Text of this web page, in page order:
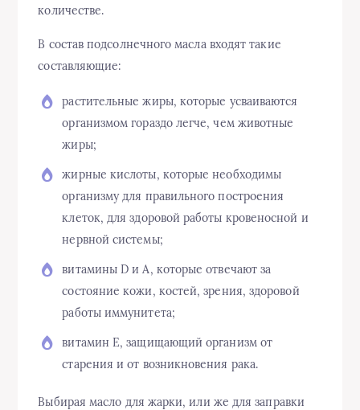
количестве.
В состав подсолнечного масла входят такие
составляющие:
растительные жиры, которые усваиваются
организмом гораздо легче, чем животные
жиры;
жирные кислоты, которые необходимы
организму для правильного построения
клеток, для здоровой работы кровеносной и
нервной системы;
витамины D и А, которые отвечают за
состояние кожи, костей, зрения, здоровой
работы иммунитета;
витамин Е, защищающий организм от
старения и от возникновения рака.
Выбирая масло для жарки, или же для заправки